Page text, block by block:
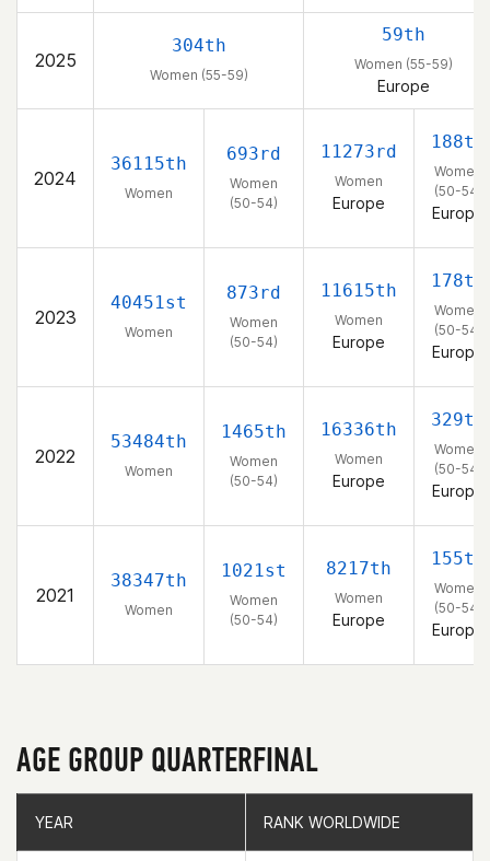
2025
304th
Women (55-59)
59th
Women (55-59)
Europe
2024
36115th
Women
693rd
Women
(50-54)
11273rd
Women
Europe
188th
Women
(50-54)
Europe
2023
40451st
Women
873rd
Women
(50-54)
11615th
Women
Europe
178th
Women
(50-54)
Europe
2022
53484th
Women
1465th
Women
(50-54)
16336th
Women
Europe
329th
Women
(50-54)
Europe
2021
38347th
Women
1021st
Women
(50-54)
8217th
Women
Europe
155th
Women
(50-54)
Europe
AGE GROUP QUARTERFINAL
YEAR RANK WORLDWIDE
YEAR RANK WORLDWIDE